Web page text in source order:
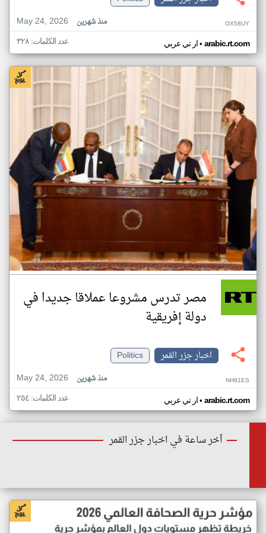
May 24, 2026
منذ شهرين OX58UY
ار تي عربي• arabic.rt.com عدد الكلمات: ٣٢٨
مصر تدرس مشروعا عملاقا جديدا في
دولة إفريقية
اخبار جزر القمر
Politics
May 24, 2026
منذ شهرين NH91ES
ار تي عربي• arabic.rt.com عدد الكلمات: ٢٥٤
أخر ساعة في اخبار جزر القمر